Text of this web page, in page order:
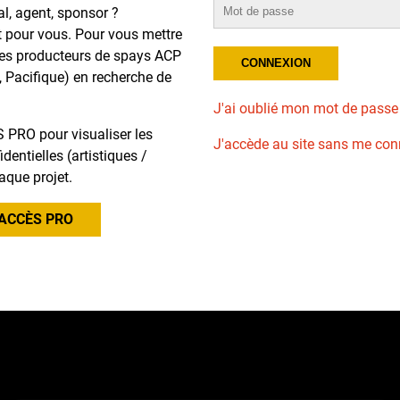
agent, sponsor ?
vous. Pour vous mettre
producteurs de spays ACP
Pacifique) en recherche de
PRO pour visualiser les
(artistiques /
projet.
PRO
J'ai oublié mon mot de passe
J'accède au site sans me